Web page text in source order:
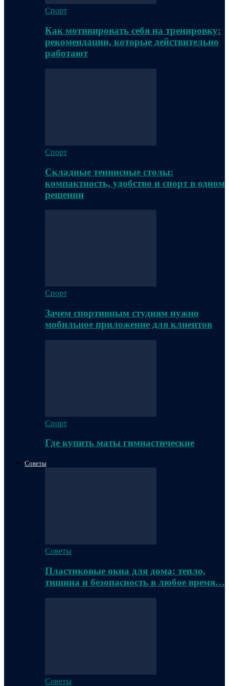
Спорт
Как мотивировать себя на тренировку:
рекомендации, которые действительно
работают
Спорт
Складные теннисные столы:
компактность, удобство и спорт в одном
решении
Спорт
Зачем спортивным студиям нужно
мобильное приложение для клиентов
Спорт
Где купить маты гимнастические
Советы
Советы
Пластиковые окна для дома: тепло,
тишина и безопасность в любое время…
Советы